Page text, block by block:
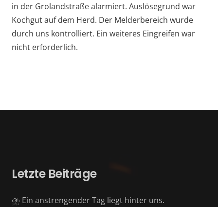
in der Grolandstraße alarmiert. Auslösegrund war
Kochgut auf dem Herd. Der Melderbereich wurde
durch uns kontrolliert. Ein weiteres Eingreifen war
nicht erforderlich.
Letzte Beiträge
⛈️ Ein anstrengender Tag liegt hinter uns.